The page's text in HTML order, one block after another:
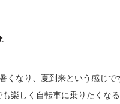
くなり、夏到来という感じで
楽しく自転車に乗りたくな